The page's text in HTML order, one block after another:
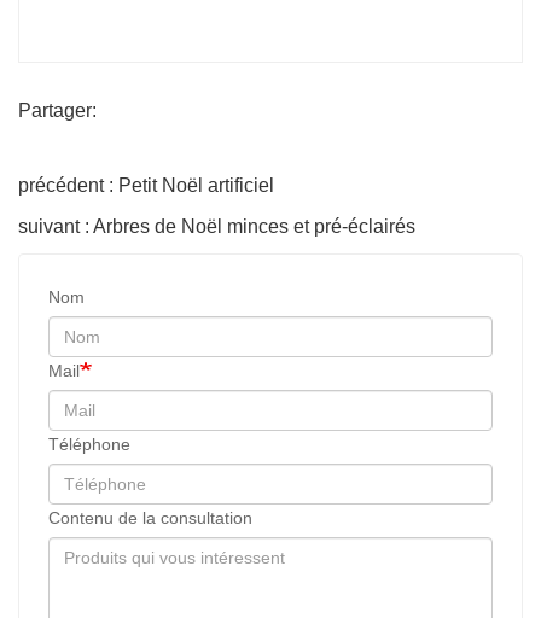
Partager:
précédent : Petit Noël artificiel
suivant : Arbres de Noël minces et pré-éclairés
Nom
Mail
Téléphone
Contenu de la consultation